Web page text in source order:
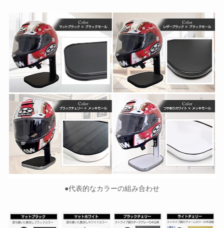
●代表的なカラーの組み合わせ